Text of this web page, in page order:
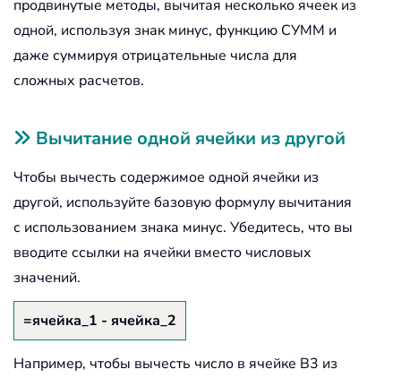
продвинутые методы, вычитая несколько ячеек из
одной, используя знак минус, функцию СУММ и
даже суммируя отрицательные числа для
сложных расчетов.
Вычитание одной ячейки из другой
Чтобы вычесть содержимое одной ячейки из
другой, используйте базовую формулу вычитания
с использованием знака минус. Убедитесь, что вы
вводите ссылки на ячейки вместо числовых
значений.
=ячейка_1 - ячейка_2
Например, чтобы вычесть число в ячейке B3 из